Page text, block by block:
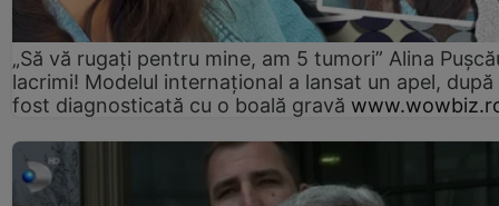
„Să vă rugați pentru mine, am 5 tumori” Alina
lacrimi! Modelul internațional a lansat un apel, după
fost diagnosticată cu o boală gravă